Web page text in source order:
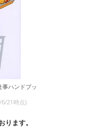
ハンドブッ
21時点)
ります。